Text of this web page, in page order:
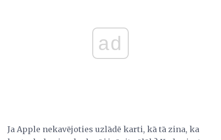
ad
Ja Apple nekavējoties uzlādē karti, kā tā zina, ka